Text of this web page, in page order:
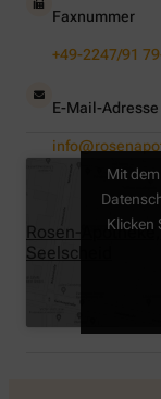
Faxnummer
+49-2247/91
E-Mail-Adresse
Rosen-
Seelscheid
Mit
Klicken